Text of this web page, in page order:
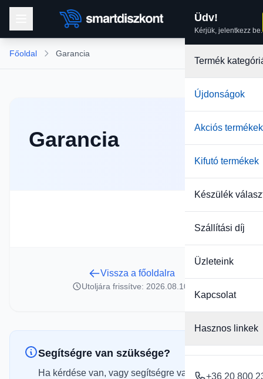
Üdv!
Kérjük, jelentkezz be.
Termék
Újdonságok
Akciós termékek
Kifutó termékek
Készülék
Szállítási díj
Üzleteink
Kapcsolat
Hasznos linkek
+36 20 800
Főoldal Garancia
Garancia
Vissza a főoldalra
Utoljára frissítve: 2026.08.10.
Segítségre van szüksége?
Ha kérdése van, vagy segítségre van szüksége,